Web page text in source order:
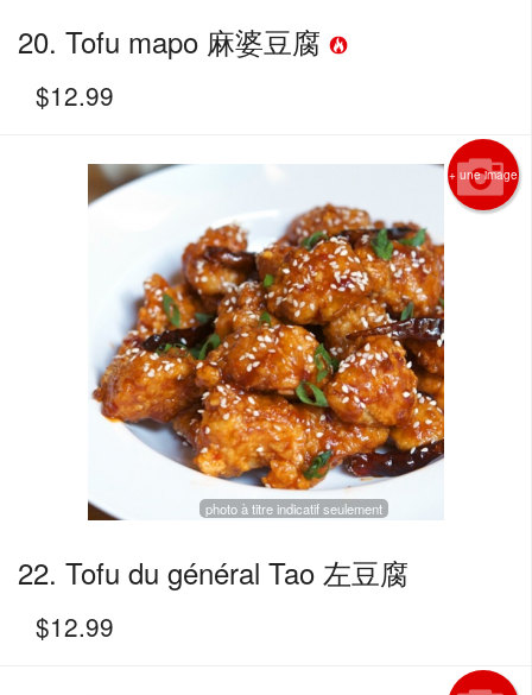
20. Tofu mapo 麻婆豆腐
$12.99
+ une image
photo à titre indicatif seulement
22. Tofu du général Tao 左豆腐
$12.99